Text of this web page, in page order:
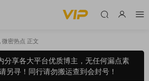
微密热点 正文
分享各大平台优质博主，无任何漏点素
另寻！同行请勿搬运查到会封号！